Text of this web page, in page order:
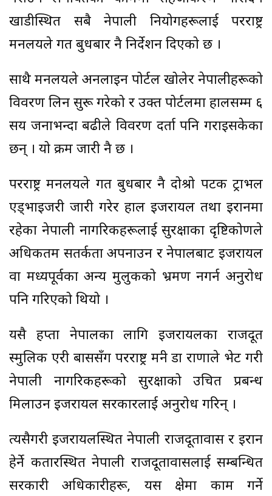
खाडीस्थित सबै नेपाली नियोगहरूलाई परराष्ट्र
मन्त्रालयले गत बुधबार नै निर्देशन दिएको छ ।
साथै मन्त्रालयले अनलाइन पोर्टल खोलेर नेपालीहरूको
विवरण लिन सुरू गरेको र उक्त पोर्टलमा हालसम्म ६
सय जनाभन्दा बढीले विवरण दर्ता पनि गराइसकेका
छन् । यो क्रम जारी नै छ ।
परराष्ट्र मन्त्रालयले गत बुधबार नै दोश्रो पटक ट्राभल
एड्भाइजरी जारी गरेर हाल इजरायल तथा इरानमा
रहेका नेपाली नागरिकहरूलाई सुरक्षाका दृष्टिकोणले
अधिकतम सतर्कता अपनाउन र नेपालबाट इजरायल
वा मध्यपूर्वका अन्य मुलुकको भ्रमण नगर्न अनुरोध
पनि गरिएको थियो ।
यसै हप्ता नेपालका लागि इजरायलका राजदूत
स्मुलिक एरी बाससँग परराष्ट्र मन्त्री डा राणाले भेट गरी
नेपाली नागरिकहरूको सुरक्षाको उचित प्रबन्ध
मिलाउन इजरायल सरकारलाई अनुरोध गरिन् ।
त्यसैगरी इजरायलस्थित नेपाली राजदूतावास र इरान
हेर्ने कतारस्थित नेपाली राजदूतावासलाई सम्बन्धित
सरकारी अधिकारीहरू, यस क्षेत्रमा काम गर्ने